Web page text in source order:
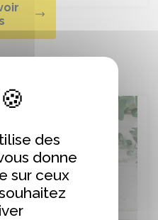
des
donne
sur ceux